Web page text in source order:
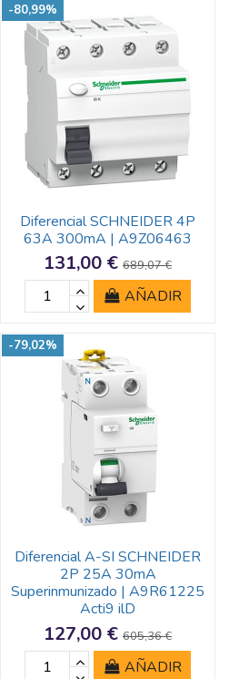
-80,99%
Diferencial SCHNEIDER 4P
63A 300mA | A9Z06463
131,00 € 689,07 €
AÑADIR
-79,02%
Diferencial A-SI SCHNEIDER
2P 25A 30mA
Superinmunizado | A9R61225
Acti9 ilD
127,00 € 605,36 €
AÑADIR